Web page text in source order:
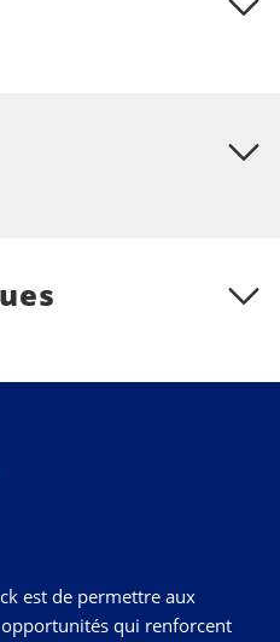
est de permettre aux
opportunités qui renforcent